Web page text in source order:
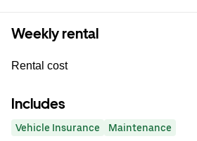
Weekly rental
Rental cost
Includes
Vehicle Insurance Maintenance